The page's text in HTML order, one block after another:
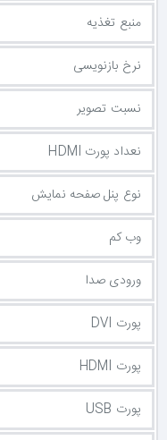
منبع تغذیه
نرخ بازنویسی
نسبت تصویر
نعداد پورت HDMI
نوع پنل صفحه نمایش
وب کم
ورودی صدا
پورت DVI
پورت HDMI
پورت USB